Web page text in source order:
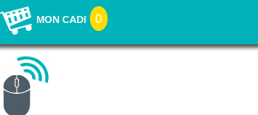
MON CADI 0